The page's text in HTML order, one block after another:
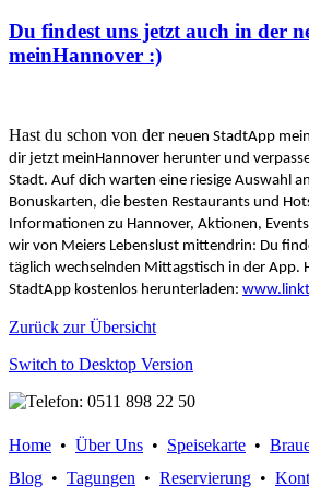
Du findest uns jetzt auch in der
meinHannover :)
Hast du schon von der neuen StadtApp
dir jetzt meinHannover herunter und
Stadt. Auf dich warten eine riesige Auswahl
Bonuskarten, die besten Restaurants und
Informationen zu Hannover, Aktionen,
wir von Meiers Lebenslust mittendrin: Du
täglich wechselnden Mittagstisch in der App.
StadtApp kostenlos herunterladen:
Zurück zur Übersicht
Switch to Desktop Version
Home • Über Uns • Speisekarte •
Blog • Tagungen • Reservierung •